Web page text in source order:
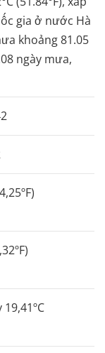
gia ở nước Hà
khoảng 81.05
ngày mưa,